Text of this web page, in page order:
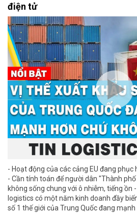
điện tử
- Hoạt động của các cảng EU đang phục
- Cần tính toán để người dân "Thành
không sống chung với ô nhiễm, tiếng ồn
logistics có một năm kinh doanh đầy
số 1 thế giới của Trung Quốc đang